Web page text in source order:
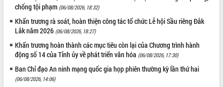
Đắk Lắk: Tôn vinh 46 giải pháp tại Hội
thi Sáng tạo Kỹ thuật 2024 - 2025
Đắk Lắk rà soát, điều chỉnh Đề án 190
về phát triển nuôi trồng thủy sản
Phó Chủ tịch UBND tỉnh Đắk Lắk
Trương Công Thái kiểm tra thực địa
Dự án cao tốc Khánh Hòa - Buôn Ma
Thuột
chống tội phạm (06/08/2026, 18:32)
Khẩn trương rà soát, hoàn thiện công tác tổ chức Lễ hội Sầu riêng Đắk
Lắk năm 2026 (06/08/2026, 18:27)
Khẩn trương hoàn thành các mục tiêu còn lại của Chương trình hành
động số 14 của Tỉnh ủy về phát triển văn hóa (06/08/2026, 17:30)
Ban Chỉ đạo An ninh mạng quốc gia họp phiên thường kỳ lần thứ hai
(06/08/2026, 14:06)